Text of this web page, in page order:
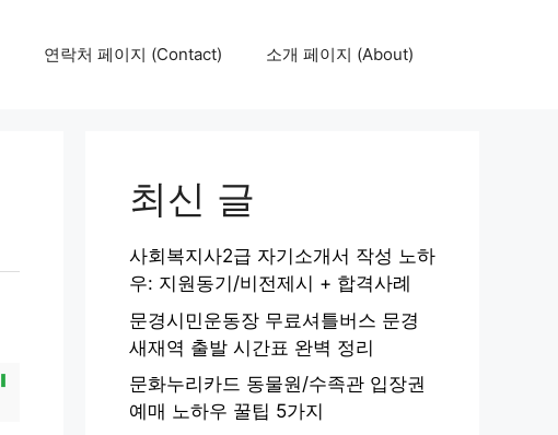
연락처 페이지 (Contact) 소개 페이지 (About)
최신 글
사회복지사2급 자기소개서 작성 노하
우: 지원동기/비전제시 + 합격사례
문경시민운동장 무료셔틀버스 문경
새재역 출발 시간표 완벽 정리
문화누리카드 동물원/수족관 입장권
예매 노하우 꿀팁 5가지